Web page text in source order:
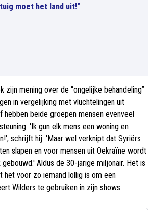
moet het land uit!"
zijn mening over de “ongelijke behandeling”
in vergelijking met vluchtelingen uit
hebben beide groepen mensen evenveel
'Ik gun elk mens een woning en
schrijft hij. 'Maar wel verknipt dat Syriërs
slapen en voor mensen uit Oekraïne wordt
Aldus de 30-jarige miljonair. Het is
het voor zo iemand lollig is om een
Wilders te gebruiken in zijn shows.